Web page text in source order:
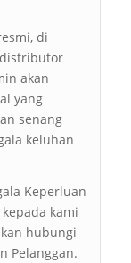
di
akan
yang
senang
keluhan
Keperluan
kami
hubungi
Pelanggan.